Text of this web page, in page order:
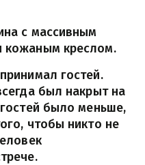
с массивным
кожаным креслом.
гостей.
был накрыт на
было меньше,
чтобы никто не